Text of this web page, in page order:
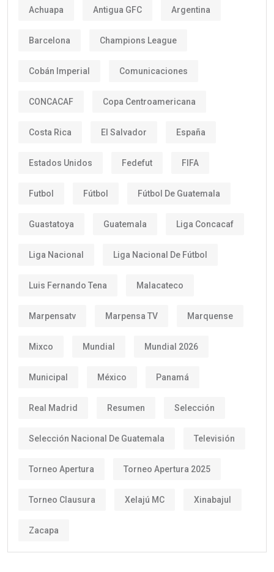
Achuapa Antigua GFC Argentina
Barcelona Champions League
Cobán Imperial Comunicaciones
CONCACAF Copa Centroamericana
Costa Rica El Salvador España
Estados Unidos Fedefut FIFA
Futbol Fútbol Fútbol De Guatemala
Guastatoya Guatemala Liga Concacaf
Liga Nacional Liga Nacional De Fútbol
Luis Fernando Tena Malacateco
Marpensatv Marpensa TV Marquense
Mixco Mundial Mundial 2026
Municipal México Panamá
Real Madrid Resumen Selección
Selección Nacional De Guatemala Televisión
Torneo Apertura Torneo Apertura 2025
Torneo Clausura Xelajú MC Xinabajul
Zacapa